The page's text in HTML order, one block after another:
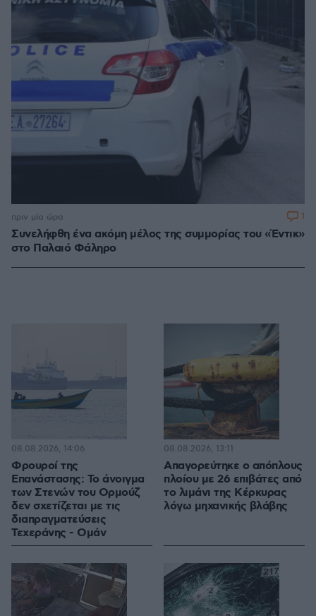
Συνελήφθη ένα ακόμη μέλος της συμμορίας του «Έντικ»
στο Παλαιό Φάληρο
πριν μία ώρα 1
Φρουροί της
Επανάστασης: Το άνοιγμα
των Στενών του Ορμούζ
δεν σχετίζεται με τις
διαπραγματεύσεις
Τεχεράνης - Ομάν
08.08.2026, 14:06
Απαγορεύτηκε ο απόπλους
πλοίου με 26 επιβάτες από
το λιμάνι της Κέρκυρας
λόγω μηχανικής βλάβης
08.08.2026, 13:11